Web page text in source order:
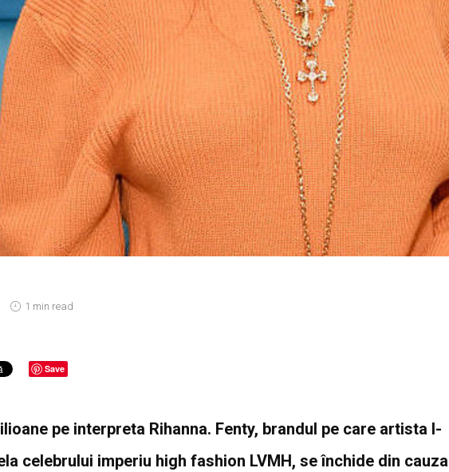
1 min read
Save
pe interpreta Rihanna. Fenty, brandul pe care artista l-
celebrului imperiu high fashion LVMH, se închide din cauza